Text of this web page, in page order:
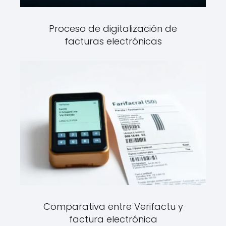
Proceso de digitalización de
facturas electrónicas
Comparativa entre Verifactu y
factura electrónica